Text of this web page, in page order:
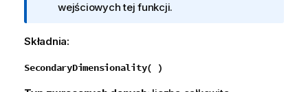
wejściowych tej funkcji.
Składnia:
SecondaryDimensionality( )